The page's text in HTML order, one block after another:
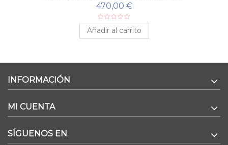
470,00 €
Añadir al carrito
INFORMACIÓN
MI CUENTA
SÍGUENOS EN